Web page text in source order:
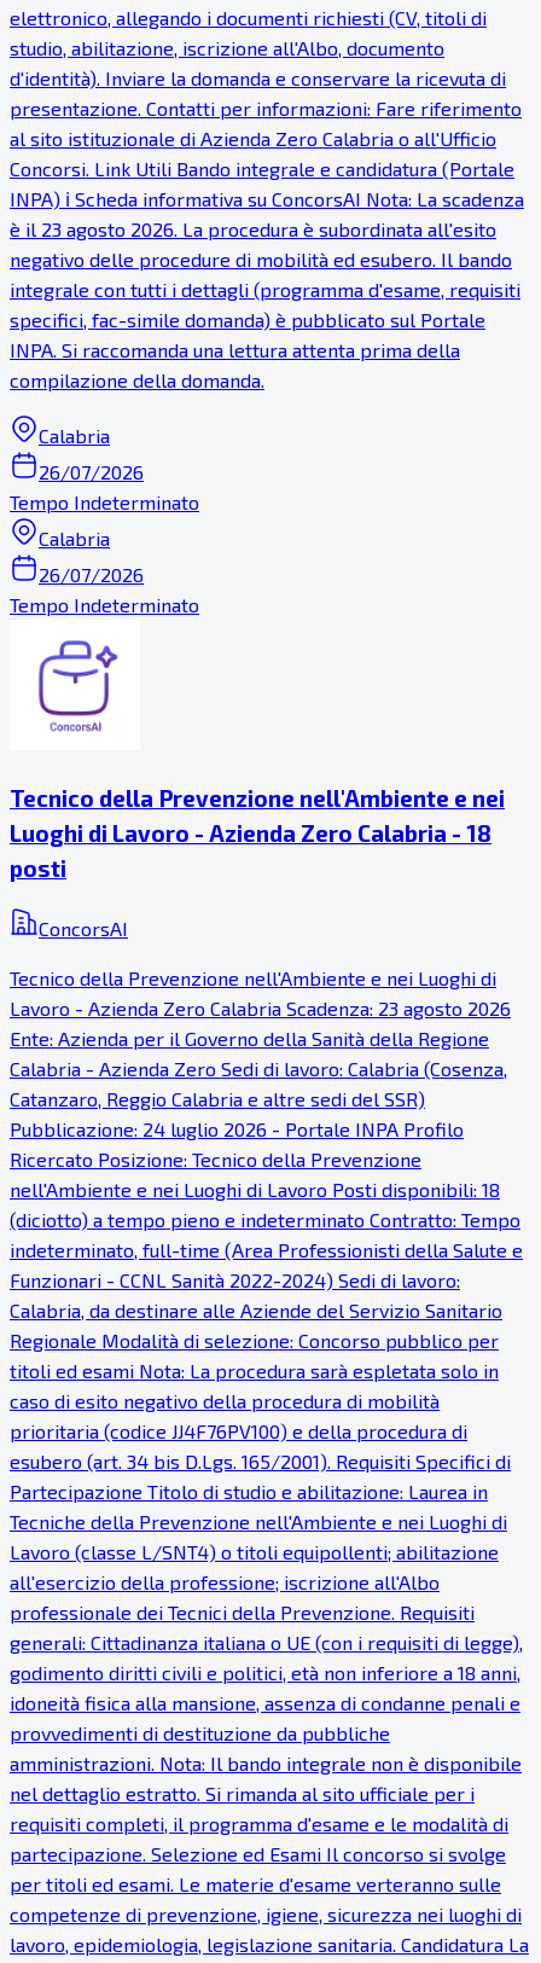
elettronico, allegando i documenti richiesti (CV, titoli di
studio, abilitazione, iscrizione all'Albo, documento
d'identità). Inviare la domanda e conservare la ricevuta di
presentazione. Contatti per informazioni: Fare riferimento
al sito istituzionale di Azienda Zero Calabria o all'Ufficio
Concorsi. Link Utili Bando integrale e candidatura (Portale
INPA) ℹ Scheda informativa su ConcorsAI Nota: La scadenza
è il 23 agosto 2026. La procedura è subordinata all'esito
negativo delle procedure di mobilità ed esubero. Il bando
integrale con tutti i dettagli (programma d'esame, requisiti
specifici, fac-simile domanda) è pubblicato sul Portale
INPA. Si raccomanda una lettura attenta prima della
compilazione della domanda.
Calabria
26/07/2026
Tempo Indeterminato
Calabria
26/07/2026
Tempo Indeterminato
Tecnico della Prevenzione nell'Ambiente e nei
Luoghi di Lavoro - Azienda Zero Calabria - 18
posti
ConcorsAI
Tecnico della Prevenzione nell'Ambiente e nei Luoghi di
Lavoro - Azienda Zero Calabria Scadenza: 23 agosto 2026
Ente: Azienda per il Governo della Sanità della Regione
Calabria - Azienda Zero Sedi di lavoro: Calabria (Cosenza,
Catanzaro, Reggio Calabria e altre sedi del SSR)
Pubblicazione: 24 luglio 2026 - Portale INPA Profilo
Ricercato Posizione: Tecnico della Prevenzione
nell'Ambiente e nei Luoghi di Lavoro Posti disponibili: 18
(diciotto) a tempo pieno e indeterminato Contratto: Tempo
indeterminato, full-time (Area Professionisti della Salute e
Funzionari - CCNL Sanità 2022-2024) Sedi di lavoro:
Calabria, da destinare alle Aziende del Servizio Sanitario
Regionale Modalità di selezione: Concorso pubblico per
titoli ed esami Nota: La procedura sarà espletata solo in
caso di esito negativo della procedura di mobilità
prioritaria (codice JJ4F76PV100) e della procedura di
esubero (art. 34 bis D.Lgs. 165/2001). Requisiti Specifici di
Partecipazione Titolo di studio e abilitazione: Laurea in
Tecniche della Prevenzione nell'Ambiente e nei Luoghi di
Lavoro (classe L/SNT4) o titoli equipollenti; abilitazione
all'esercizio della professione; iscrizione all'Albo
professionale dei Tecnici della Prevenzione. Requisiti
generali: Cittadinanza italiana o UE (con i requisiti di legge),
godimento diritti civili e politici, età non inferiore a 18 anni,
idoneità fisica alla mansione, assenza di condanne penali e
provvedimenti di destituzione da pubbliche
amministrazioni. Nota: Il bando integrale non è disponibile
nel dettaglio estratto. Si rimanda al sito ufficiale per i
requisiti completi, il programma d'esame e le modalità di
partecipazione. Selezione ed Esami Il concorso si svolge
per titoli ed esami. Le materie d'esame verteranno sulle
competenze di prevenzione, igiene, sicurezza nei luoghi di
lavoro, epidemiologia, legislazione sanitaria. Candidatura La